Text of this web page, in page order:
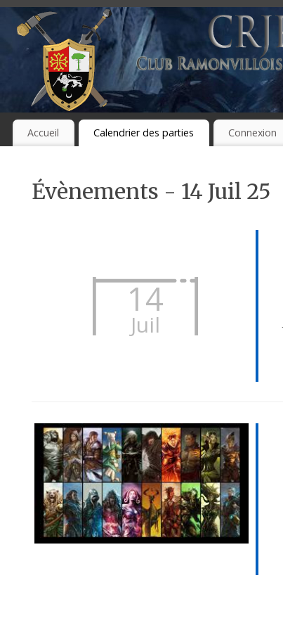
Accueil Calendrier des parties Connexion
Évènements - 14 Juil 25
14
Juil